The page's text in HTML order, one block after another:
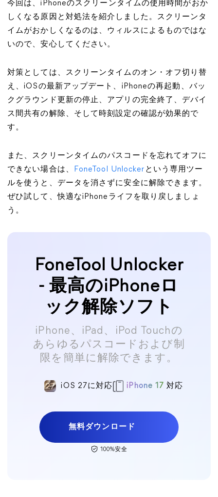
今回は、iPhoneのスクリーンタイムの使用時間がおか
しくなる原因と対処法を紹介しました。スクリーンタ
イムがおかしくなるのは、ウィルスによるものではな
いので、安心してください。
対策としては、スクリーンタイムのオン・オフ切り替
え、iOSの最新アップデート、iPhoneの再起動、バッ
クグラウンド更新の停止、アプリの完全終了、デバイ
ス間共有の解除、そして時刻設定の確認が効果的で
す。
また、スクリーンタイムのパスコードを忘れてオフに
できない場合は、
FoneTool Unlocker という専用ツー
ルを使うと、データを消さずに安全に解除できます。
ぜひ試して、快適なiPhoneライフを取り戻しましょ
う。
FoneTool Unlocker
- 最高のiPhoneロ
ック解除ソフト
iPhone、iPad、iPod Touchの
あらゆるパスコードおよび制
限を簡単に解除できます。
iOS 27に対応 iPhone 17 対応
無料ダウンロード
100%安全